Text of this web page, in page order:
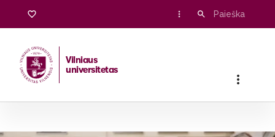
Vilniaus
universitetas